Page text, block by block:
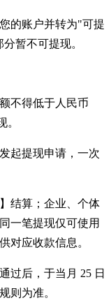
的账户并转为"可提
暂不可提现。
不得低于人民币
。
起提现申请，一次
结算；企业、个体
一笔提现仅可使用
对应收款信息。
过后，于当月 25 日
则为准。